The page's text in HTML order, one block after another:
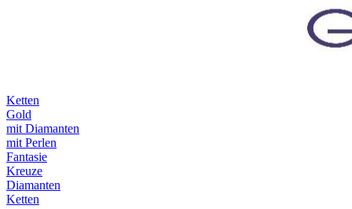
Ketten
Gold
mit Diamanten
mit Perlen
Fantasie
Kreuze
Diamanten
Ketten